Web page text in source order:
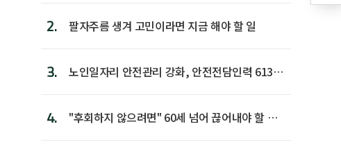
2. 팔자주름 생겨 고민이라면 지금 해야 할 일
3.
노인일자리 안전관리 강화, 안전전담인력 613명
4.
"후회하지 않으려면" 60세 넘어 끊어내야 할 사